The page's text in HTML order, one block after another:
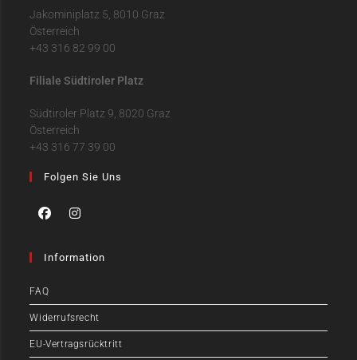
Jakominiplatz 5, 8010 Graz
Österreich
+43 316 82 99 00
Filiale Südtiroler Platz
Südtiroler Platz 9, 8020 Graz
Österreich
+43 316 77 39 00
Folgen Sie Uns
Information
FAQ
Widerrufsrecht
EU-Vertragsrücktritt